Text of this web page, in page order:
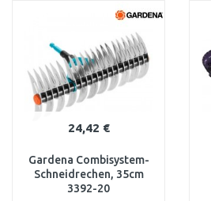
24,42 €
Gardena Combisystem-
Schneidrechen, 35cm
3392-20